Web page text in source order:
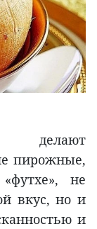
делают
пирожные,
не
вкус, но и
и